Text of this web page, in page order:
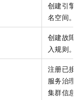
创建引擎
名空间。
创建故障
入规则。
注册已接
服务治理
集群信息